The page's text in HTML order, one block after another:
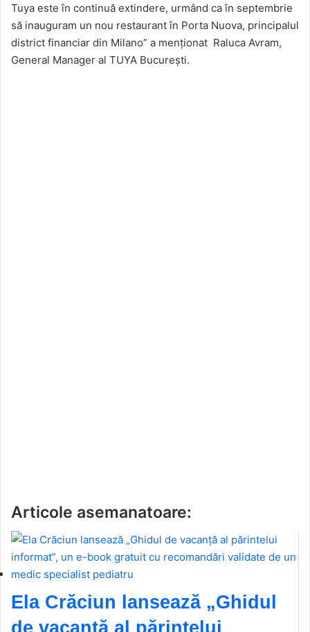
Tuya este în continuă extindere, urmând ca în septembrie
să inauguram un nou restaurant în Porta Nuova, principalul
district financiar din Milano” a menţionat Raluca Avram,
General Manager al TUYA Bucureşti.
Articole asemanatoare:
Ela Crăciun lansează „Ghidul